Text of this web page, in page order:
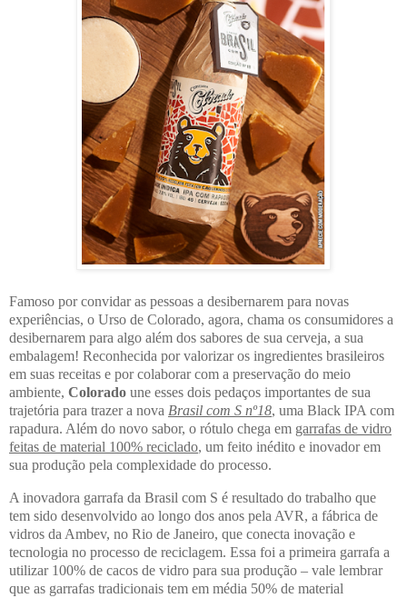
Famoso por convidar as pessoas a desibernarem para novas
experiências, o Urso de Colorado, agora, chama os consumidores a
desibernarem para algo além dos sabores de sua cerveja, a sua
embalagem! Reconhecida por valorizar os ingredientes brasileiros
em suas receitas e por colaborar com a preservação do meio
ambiente, Colorado une esses dois pedaços importantes de sua
trajetória para trazer a nova Brasil com S nº18, uma Black IPA com
rapadura. Além do novo sabor, o rótulo chega em garrafas de vidro
feitas de material 100% reciclado, um feito inédito e inovador em
sua produção pela complexidade do processo.
A inovadora garrafa da Brasil com S é resultado do trabalho que
tem sido desenvolvido ao longo dos anos pela AVR, a fábrica de
vidros da Ambev, no Rio de Janeiro, que conecta inovação e
tecnologia no processo de reciclagem. Essa foi a primeira garrafa a
utilizar 100% de cacos de vidro para sua produção – vale lembrar
que as garrafas tradicionais tem em média 50% de material